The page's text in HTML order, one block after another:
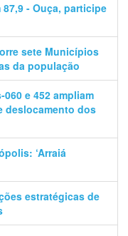
87,9 - Ouça, participe
sete Municípios
da população
e 452 ampliam
deslocamento dos
‘Arraiá
estratégicas de